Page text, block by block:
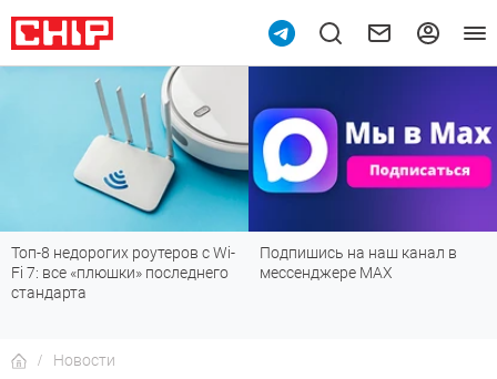
Топ-8 недорогих роутеров с Wi-
Fi 7: все «плюшки» последнего
стандарта
Подпишись на наш канал в
мессенджере МАХ
Новости